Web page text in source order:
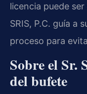
licencia puede
SRIS, P.C. guía a
proceso para
Sobre el Sr.
del bufete